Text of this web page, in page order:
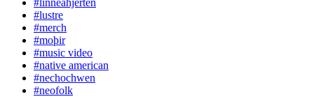
#lustre
#merch
#moþir
#music video
#native american
#nechochwen
#neofolk